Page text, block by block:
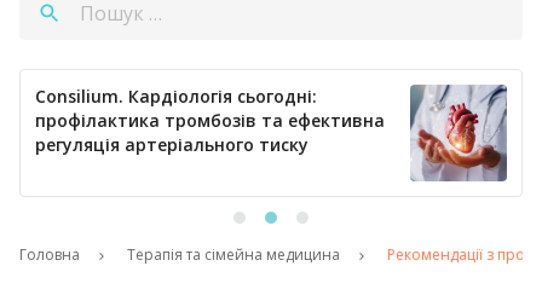
Consilium. Кардіологія сьогодні:
профілактика тромбозів та ефективна
регуляція артеріального тиску
Головна Терапія та сімейна медицина Рекомендації з